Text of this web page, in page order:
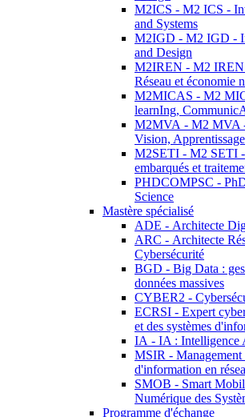
M2ICS - M2 ICS -
and Systems
M2IGD - M2 IGD -
and Design
M2IREN - M2 IREN
Réseau et économie
M2MICAS - M2
learnIng,
M2MVA - M2 MVA
Vision, Apprentissage
M2SETI - M2 SETI -
embarqués et
PHDCOMPSC -
Science
Mastère spécialisé
ADE - Architecte
ARC - Architecte
Cybersécurité
BGD - Big Data :
données massives
CYBER2 -
ECRSI - Expert
et des systèmes
IA - IA : Intelligence
MSIR - Management
d'information en
SMOB - Smart
Numérique des
Programme d'échange